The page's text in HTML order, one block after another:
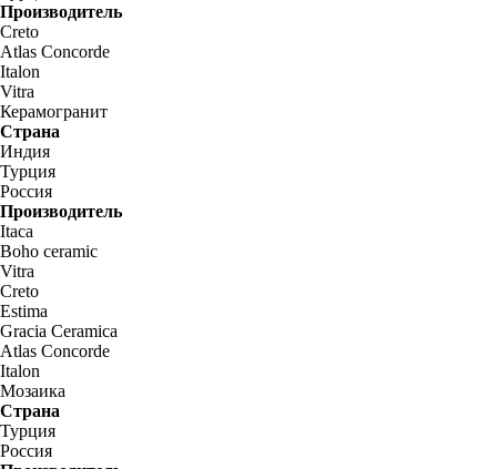
Производитель
Creto
Atlas Concorde
Italon
Vitra
Керамогранит
Страна
Индия
Турция
Россия
Производитель
Itaca
Boho ceramic
Vitra
Creto
Estima
Gracia Ceramica
Atlas Concorde
Italon
Мозаика
Страна
Турция
Россия